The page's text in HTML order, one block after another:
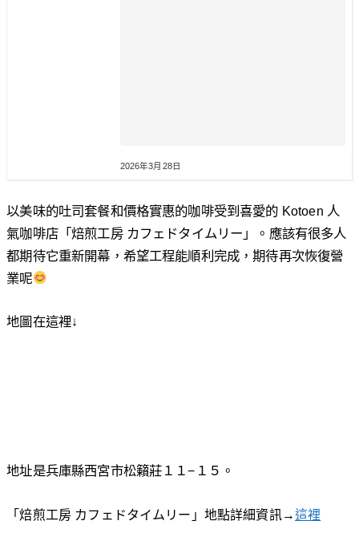
2026年3月28日
以美味的吐司套餐和價格實惠的咖啡受到喜愛的 Kotoen 人
氣咖啡店「焙煎工房 カフェドタイムリー」。應該有很多人
都期待它重新開幕，希望工程能順利完成，期待再次恢復營
業呢
地圖在這裡↓
地址是兵庫縣西宮市松籟莊１１−１５。
「焙煎工房 カフェドタイムリー」地點詳細資訊→這裡